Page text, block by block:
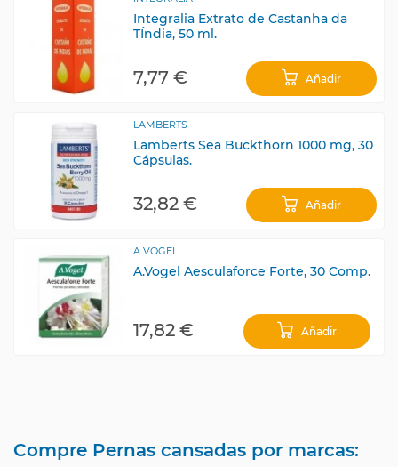
Integralia Extrato de Castanha da
TÍndia, 50 ml.
7,77 € Añadir
LAMBERTS
Lamberts Sea Buckthorn 1000 mg, 30
Cápsulas.
32,82 € Añadir
A VOGEL
A.Vogel Aesculaforce Forte, 30 Comp.
17,82 € Añadir
Compre Pernas cansadas por marcas: